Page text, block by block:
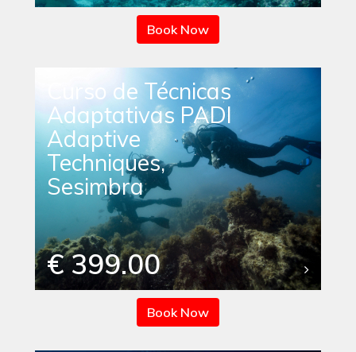
Book Now
Curso de Técnicas
Adaptativas PADI
Adaptive
Techniques,
Sesimbra
€ 399.00
Book Now